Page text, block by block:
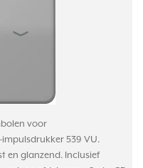
voor
539 VU.
en glanzend. Inclusief